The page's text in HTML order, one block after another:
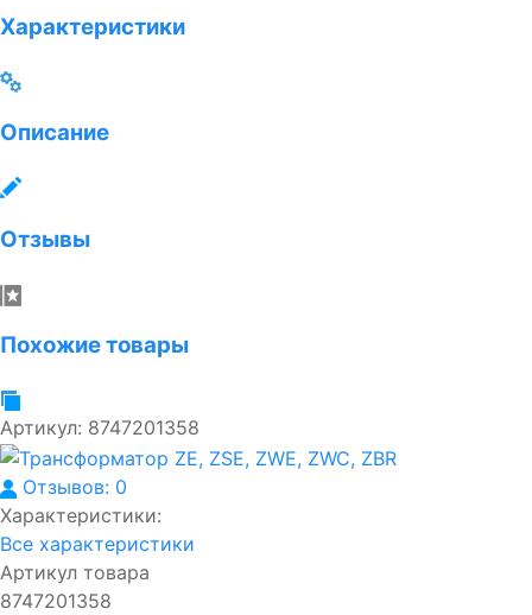
Характеристики
Описание
Отзывы
Похожие товары
Артикул: 8747201358
Отзывов: 0
Характеристики:
Все характеристики
Артикул товара
8747201358